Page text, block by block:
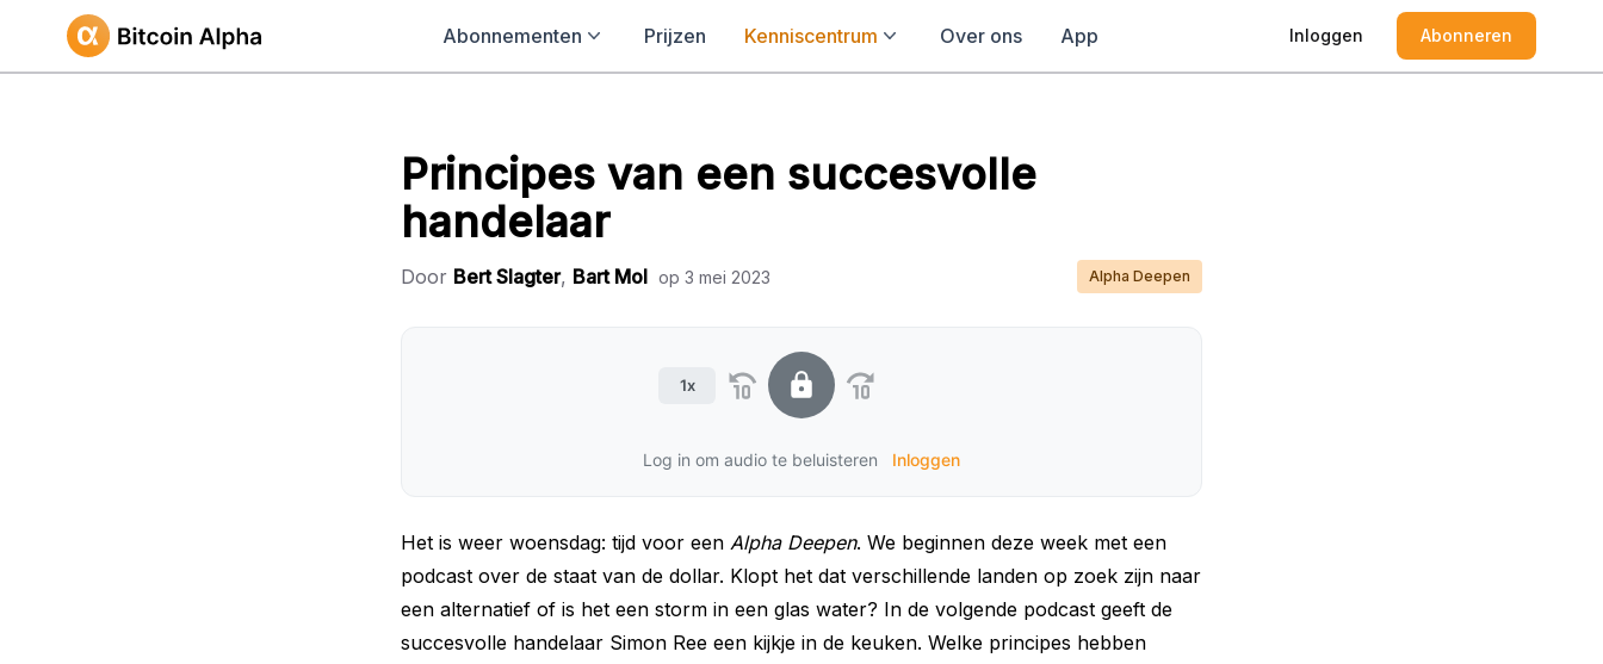
Abonnementen Prijzen Kenniscentrum Over ons App Inloggen Abonneren
Principes van een succesvolle
handelaar
Door Bert Slagter, Bart Mol op 3 mei 2023 Alpha Deepen
1x
Log in om audio te beluisteren Inloggen
Het is weer woensdag: tijd voor een Alpha Deepen. We beginnen deze week met een
podcast over de staat van de dollar. Klopt het dat verschillende landen op zoek zijn naar
een alternatief of is het een storm in een glas water? In de volgende podcast geeft de
succesvolle handelaar Simon Ree een kijkje in de keuken. Welke principes hebben